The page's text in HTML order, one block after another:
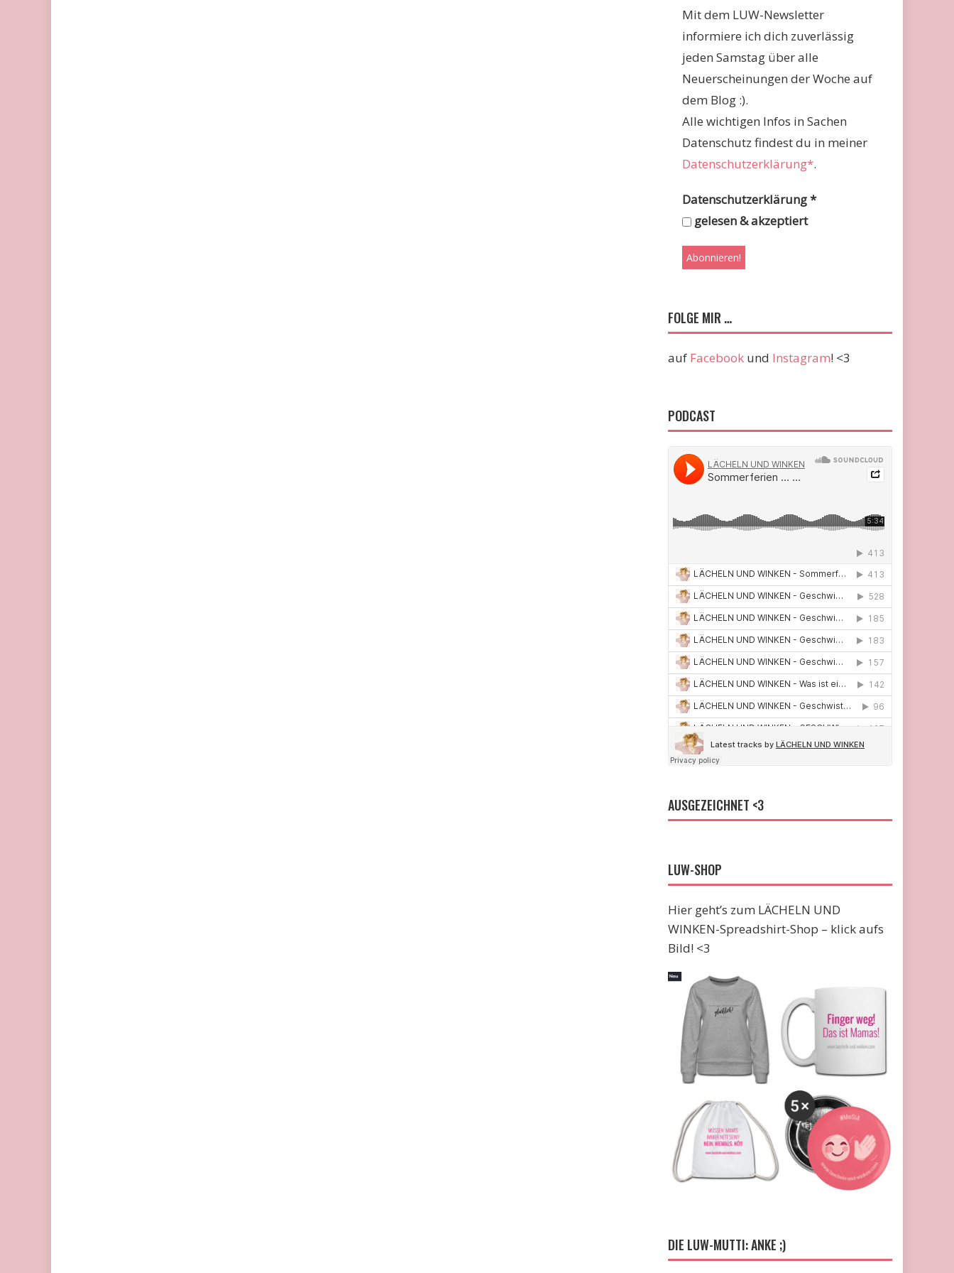
Mit dem LUW-Newsletter
informiere ich dich zuverlässig
jeden Samstag über alle
Neuerscheinungen der Woche auf
dem Blog :).
Alle wichtigen Infos in Sachen
Datenschutz findest du in meiner
Datenschutzerklärung*.
Datenschutzerklärung*
gelesen & akzeptiert
FOLGE MIR …
auf Facebook und Instagram! <3
PODCAST
AUSGEZEICHNET <3
LUW-SHOP
Hier geht’s zum LÄCHELN UND
WINKEN-Spreadshirt-Shop – klick aufs
Bild! <3
DIE LUW-MUTTI: ANKE ;)